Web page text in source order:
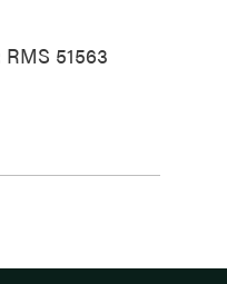
RMS 51563